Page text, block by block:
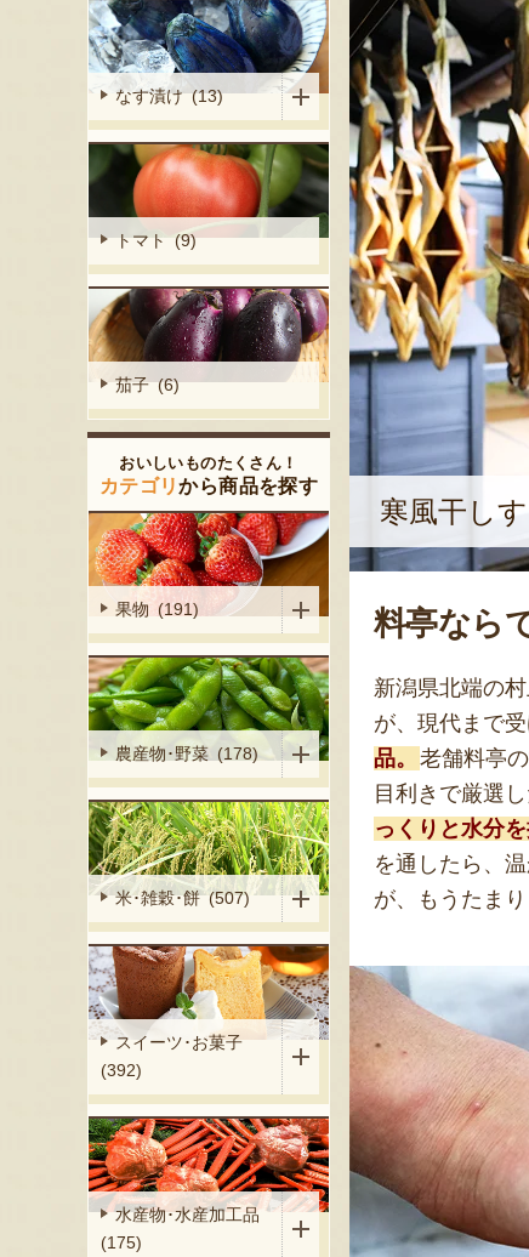
寒風干し
料亭なら
新潟県北端の村
が、現代まで
品。 老舗料亭
目利きで厳選
っくりと水分
を通したら、
が、もうたまり
なす漬け (13)
トマト (9)
茄子 (6)
おいしいものたくさん！
カテゴリから商品を探す
果物 (191)
農産物･野菜 (178)
米･雑穀･餅 (507)
スイーツ･お菓子
(392)
水産物･水産加工品
(175)